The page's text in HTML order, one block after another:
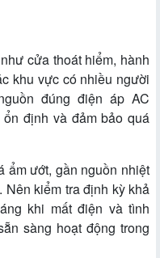
cửa thoát hiểm, hành
khu vực có nhiều người
đúng điện áp AC
định và đảm bảo quá
ẩm ướt, gần nguồn nhiệt
kiểm tra định kỳ khả
khi mất điện và tình
sàng hoạt động trong